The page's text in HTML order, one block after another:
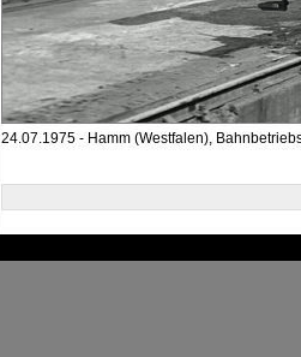
24.07.1975 - Hamm (Westfalen),